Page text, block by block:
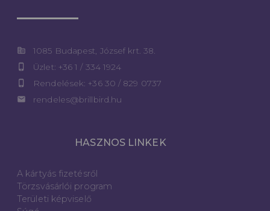
corporate_fare 1085 Budapest, József krt. 38.
phone_iphone Üzlet: +36 1 / 334 1924
phone_iphone Rendelések: +36 30 / 829 0737
email rendeles@brillbird.hu
HASZNOS LINKEK
A kártyás fizetésről
Törzsvásárlói program
Területi képviselő